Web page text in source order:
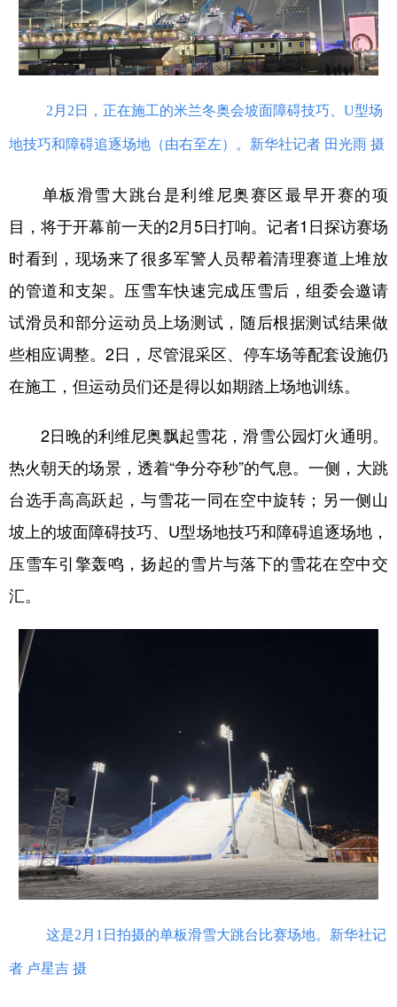
广东 广西 海南 重庆
四川 贵州 云南 西藏
黑龙江
多语种频道
English Español Français عربى
Русский язык 日本語 한국어
Deutsch Português
2月2日，正在施工的米兰冬奥会坡面障碍技巧、U型场
地技巧和障碍追逐场地（由右至左）。新华社记者 田光雨 摄
单板滑雪大跳台是利维尼奥赛区最早开赛的项
目，将于开幕前一天的2月5日打响。记者1日探访赛场
时看到，现场来了很多军警人员帮着清理赛道上堆放
的管道和支架。压雪车快速完成压雪后，组委会邀请
试滑员和部分运动员上场测试，随后根据测试结果做
些相应调整。2日，尽管混采区、停车场等配套设施仍
在施工，但运动员们还是得以如期踏上场地训练。
2日晚的利维尼奥飘起雪花，滑雪公园灯火通明。
热火朝天的场景，透着“争分夺秒”的气息。一侧，大跳
台选手高高跃起，与雪花一同在空中旋转；另一侧山
坡上的坡面障碍技巧、U型场地技巧和障碍追逐场地，
压雪车引擎轰鸣，扬起的雪片与落下的雪花在空中交
汇。
这是2月1日拍摄的单板滑雪大跳台比赛场地。新华社记
者 卢星吉 摄